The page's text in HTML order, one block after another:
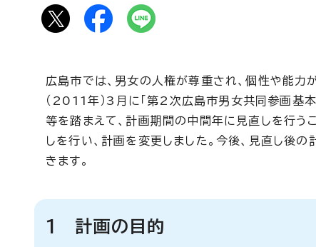
広島市では、男女の人権が尊重され、個性や能
（2011年）3月に「第2次広島市男女共同参画基
等を踏まえて、計画期間の中間年に見直しを行
しを行い、計画を変更しました。今後、見直し後
きます。
1 計画の目的